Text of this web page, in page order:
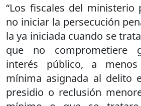
“Los fiscales del ministerio
no iniciar la persecución
la ya iniciada cuando se
que no comprometiere
interés público, a
mínima asignada al delito
presidio o reclusión